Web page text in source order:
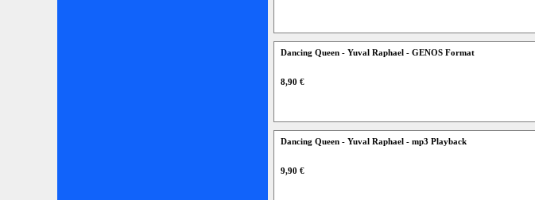
Dancing Queen - Yuval Raphael - GENOS Format
8,90 €
Dancing Queen - Yuval Raphael - mp3 Playback
9,90 €